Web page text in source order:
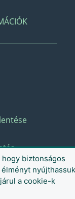
biztonságos
nyújthassuk
a cookie-k